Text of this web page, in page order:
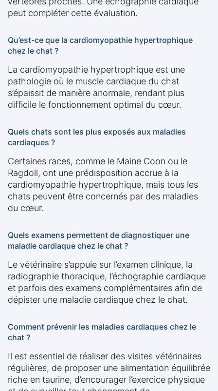
peut compléter cette évaluation.
Qu’est-ce que la cardiomyopathie hypertrophique
chez le chat ?
La cardiomyopathie hypertrophique est une
pathologie où le muscle cardiaque du chat
s’épaissit de manière anormale, rendant plus
difficile le fonctionnement optimal du cœur.
Quels chats sont les plus exposés aux maladies
cardiaques ?
Certaines races, comme le Maine Coon ou le
Ragdoll, ont une prédisposition accrue à la
cardiomyopathie hypertrophique, mais tous les
chats peuvent être concernés par des maladies
du cœur.
Quels examens permettent de diagnostiquer une
maladie cardiaque chez le chat ?
Le vétérinaire s’appuie sur l’examen clinique, la
radiographie thoracique, l’échographie cardiaque
et parfois des examens complémentaires afin de
dépister une maladie cardiaque chez le chat.
Comment prévenir les maladies cardiaques chez le
chat ?
Il est essentiel de réaliser des visites vétérinaires
régulières, de proposer une alimentation équilibrée
riche en taurine, d’encourager l’exercice physique